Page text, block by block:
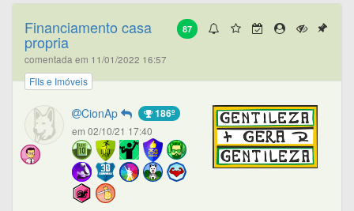
87
Financiamento casa
propria
comentada em 11/01/2022 16:57
FIIs e Imóveis
CionAp 186º
em 02/10/21 17:40